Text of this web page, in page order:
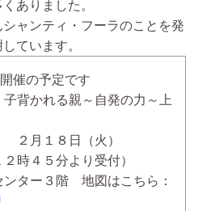
ありました。
ャンティ・フーラのことを発
ています。
催の予定です
背かれる親～自発の力～上
月１８日（火）
時４５分より受付）
ター３階 地図はこちら：